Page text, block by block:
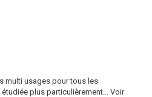
multi usages pour tous les
plus particulièrement...
Voir